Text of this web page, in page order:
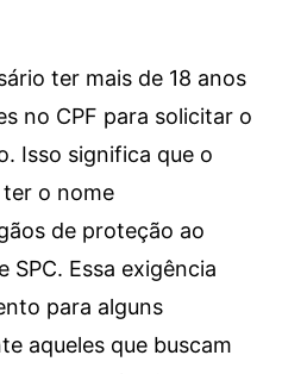
ter mais de 18 anos
no CPF para solicitar o
Isso significa que o
o nome
de proteção ao
SPC. Essa exigência
para alguns
aqueles que buscam